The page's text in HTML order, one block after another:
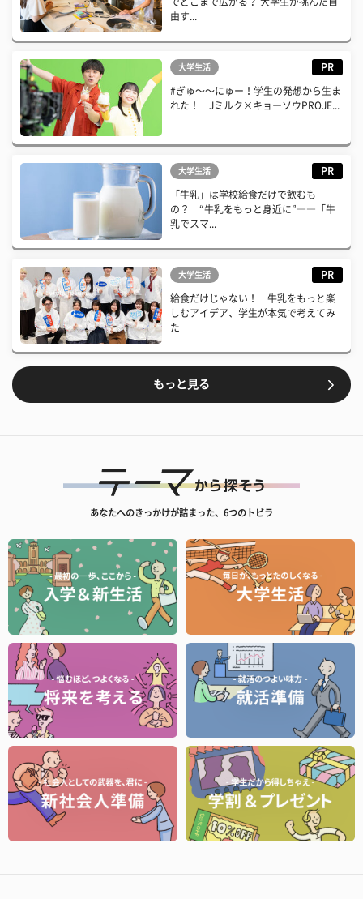
由す...
大学生活 PR
#ぎゅ〜〜にゅー！学生の発想から生ま
れた！ Jミルク×キョーソウPROJE...
大学生活 PR
「牛乳」は学校給食だけで飲むも
の？ “牛乳をもっと身近に”――「牛
乳でスマ...
大学生活 PR
給食だけじゃない！ 牛乳をもっと楽
しむアイデア、学生が本気で考えてみ
た
もっと見る
あなたへのきっかけが詰まった、6つのトビラ